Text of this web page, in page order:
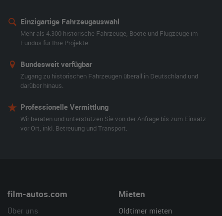
Einzigartige Fahrzeugauswahl
Mehr als 4.300 historische Fahrzeuge, Boote und Flugzeuge im
Fundus für Ihre Projekte.
Bundesweit verfügbar
Zugang zu historischen Fahrzeugen überall in Deutschland und
darüber hinaus.
Professionelle Vermittlung
Wir beraten und unterstützen Sie von der Anfrage bis zum Einsatz
vor Ort, inkl. Betreuung und Transport.
film-autos.com
Über uns
Mieten
Oldtimer mieten